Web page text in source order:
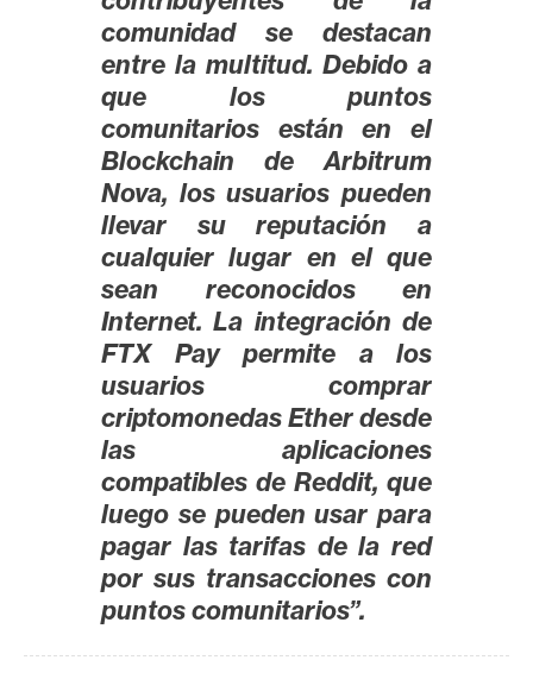
C
i
comunidad se destacan
entre la multitud. Debido a
que los puntos
comunitarios están en el
Blockchain de Arbitrum
Nova, los usuarios pueden
llevar su reputación a
cualquier lugar en el que
sean reconocidos en
Internet. La integración de
FTX Pay permite a los
usuarios comprar
criptomonedas Ether desde
las aplicaciones
compatibles de Reddit, que
luego se pueden usar para
pagar las tarifas de la red
por sus transacciones con
puntos comunitarios”.